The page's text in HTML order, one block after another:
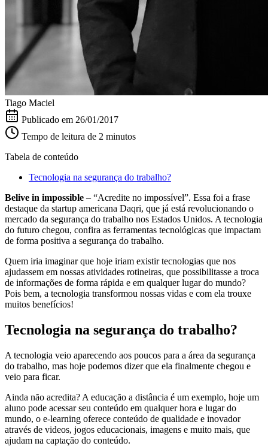
Tiago Maciel
Publicado em 26/01/2017
Tempo de leitura de 2 minutos
Tabela de conteúdo
Tecnologia na segurança do trabalho?
Belive in impossible – “Acredite no impossível”. Essa foi a frase
destaque da startup americana Daqri, que já está revolucionando o
mercado da segurança do trabalho nos Estados Unidos. A tecnologia
do futuro chegou, confira as ferramentas tecnológicas que impactam
de forma positiva a segurança do trabalho.
Quem iria imaginar que hoje iriam existir tecnologias que nos
ajudassem em nossas atividades rotineiras, que possibilitasse a troca
de informações de forma rápida e em qualquer lugar do mundo?
Pois bem, a tecnologia transformou nossas vidas e com ela trouxe
muitos benefícios!
Tecnologia na segurança do trabalho?
A tecnologia veio aparecendo aos poucos para a área da segurança
do trabalho, mas hoje podemos dizer que ela finalmente chegou e
veio para ficar.
Ainda não acredita? A educação a distância é um exemplo, hoje um
aluno pode acessar seu conteúdo em qualquer hora e lugar do
mundo, o e-learning oferece conteúdo de qualidade e inovador
através de videos, jogos educacionais, imagens e muito mais, que
ajudam na captação do conteúdo.